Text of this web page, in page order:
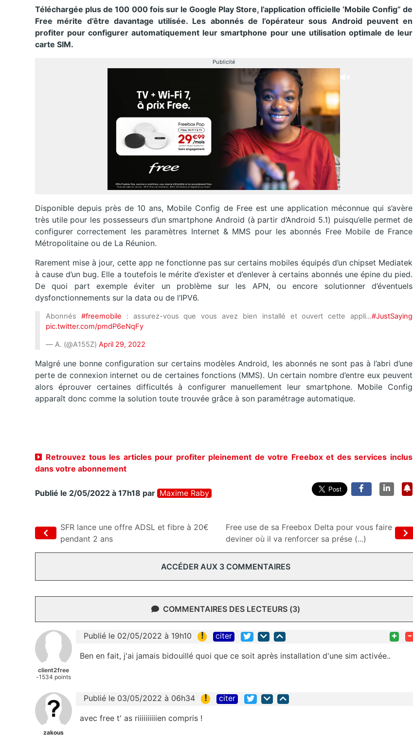
Téléchargée plus de 100 000 fois sur le Google Play Store, l’application officielle ‘Mobile Config” de
Free mérite d’être davantage utilisée. Les abonnés de l’opérateur sous Android peuvent en
profiter pour configurer automatiquement leur smartphone pour une utilisation optimale de leur
carte SIM.
Publicité
Disponible depuis près de 10 ans, Mobile Config de Free est une application méconnue qui s’avère
très utile pour les possesseurs d’un smartphone Android (à partir d’Android 5.1) puisqu’elle permet de
configurer correctement les paramètres Internet & MMS pour les abonnés Free Mobile de France
Métropolitaine ou de La Réunion.
Rarement mise à jour, cette app ne fonctionne pas sur certains mobiles équipés d’un chipset Mediatek
à cause d’un bug. Elle a toutefois le mérite d’exister et d’enlever à certains abonnés une épine du pied.
De quoi part exemple éviter un problème sur les APN, ou encore solutionner d’éventuels
dysfonctionnements sur la data ou de l’IPV6.
Abonnés #freemobile : assurez-vous que vous avez bien installé et ouvert cette appli…#JustSaying
pic.twitter.com/pmdP6eNqFy
— A. (@A155Z) April 29, 2022
Malgré une bonne configuration sur certains modèles Android, les abonnés ne sont pas à l’abri d’une
perte de connexion internet ou de certaines fonctions (MMS). Un certain nombre d’entre eux peuvent
alors éprouver certaines difficultés à configurer manuellement leur smartphone. Mobile Config
apparaît donc comme la solution toute trouvée grâce à son paramétrage automatique.
Retrouvez tous les articles pour profiter pleinement de votre Freebox et des services inclus
dans votre abonnement
Publié le 2/05/2022 à 17h18 par Maxime Raby
SFR lance une offre ADSL et fibre à 20€
pendant 2 ans
Free use de sa Freebox Delta pour vous faire
deviner où il va renforcer sa prése (...)
ACCÉDER AUX 3 COMMENTAIRES
COMMENTAIRES DES LECTEURS (3)
client2free
-1534 points
Publié le 02/05/2022 à 19h10 ! citer + -
Ben en fait, j'ai jamais bidouillé quoi que ce soit après installation d'une sim activée..
zakous
Publié le 03/05/2022 à 06h34 ! citer
avec free t' as riiiiiiiiiien compris !